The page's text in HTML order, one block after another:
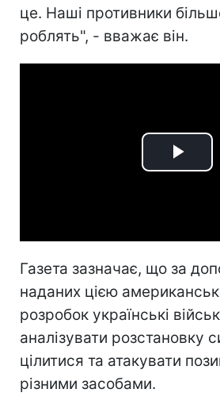
це. Наші противники
роблять", - вважає він.
Play
Газета зазначає, що за
наданих цією
розробок українські
аналізувати розстановку
цілитися та атакувати
різними засобами.